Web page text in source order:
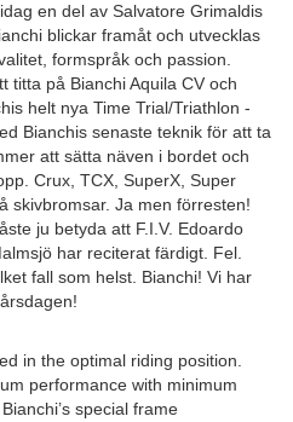
en del av Salvatore Grimaldis
blickar framåt och utvecklas
formspråk och passion.
titta på Bianchi Aquila CV och
helt nya Time Trial/Triathlon -
Bianchis senaste teknik för att ta
att sätta näven i bordet och
Crux, TCX, SuperX, Super
skivbromsar. Ja men förresten!
ju betyda att F.I.V. Edoardo
har reciterat färdigt. Fel.
fall som helst. Bianchi! Vi har
in the optimal riding position.
performance with minimum
special frame